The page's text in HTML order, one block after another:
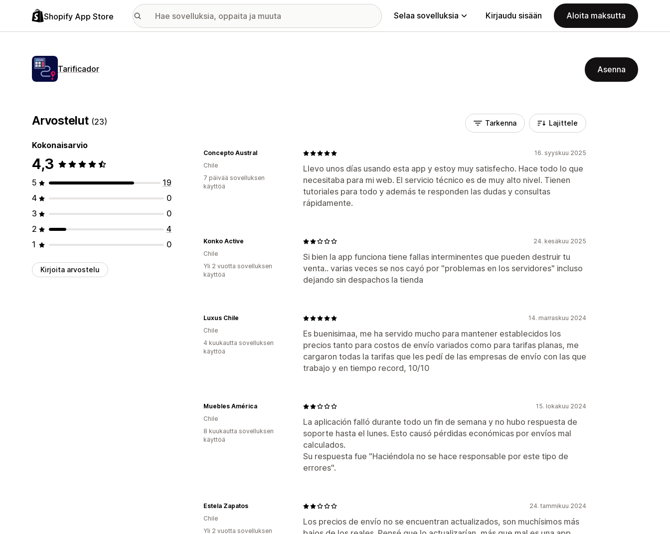
Shopify App Store Selaa sovelluksia Kirjaudu sisään Aloita maksutta
Tarificador Asenna
Arvostelut (23)
Kokonaisarvio
4,3
5
19
4
0
3
0
2
4
1
0
Kirjoita arvostelu
Tarkenna Lajittele
16. syyskuu 2025
Llevo unos días usando esta app y estoy muy satisfecho. Hace todo lo que
necesitaba para mi web. El servicio técnico es de muy alto nivel. Tienen
tutoriales para todo y además te responden las dudas y consultas
rápidamente.
Concepto Austral
Chile
7 päivää sovelluksen
käyttöä
24. kesäkuu 2025
Si bien la app funciona tiene fallas interminentes que pueden destruir tu
venta.. varias veces se nos cayó por "problemas en los servidores" incluso
dejando sin despachos la tienda
Konko Active
Chile
Yli 2 vuotta sovelluksen
käyttöä
14. marraskuu 2024
Es buenisimaa, me ha servido mucho para mantener establecidos los
precios tanto para costos de envío variados como para tarifas planas, me
cargaron todas la tarifas que les pedí de las empresas de envío con las que
trabajo y en tiempo record, 10/10
Luxus Chile
Chile
4 kuukautta sovelluksen
käyttöä
15. lokakuu 2024
La aplicación falló durante todo un fin de semana y no hubo respuesta de
soporte hasta el lunes. Esto causó pérdidas económicas por envíos mal
calculados.
Su respuesta fue "Haciéndola no se hace responsable por este tipo de
errores".
Muebles América
Chile
8 kuukautta sovelluksen
käyttöä
24. tammikuu 2024
Los precios de envío no se encuentran actualizados, son muchísimos más
Estela Zapatos
Chile
Yli 2 vuotta sovelluksen